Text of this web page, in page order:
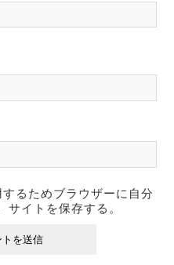
るためブラウザーに自分
サイトを保存する。